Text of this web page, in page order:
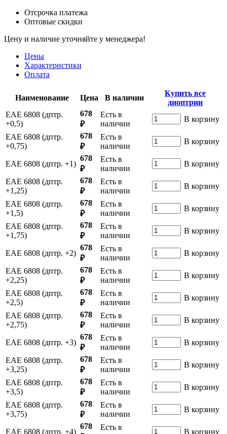
Отсрочка платежа
Оптовые скидки
Цену и наличие уточняйте у менеджера!
Цены
Характеристики
Оплата
Наименование Цена В наличии
Купить все
диоптрии
ЕАЕ 6808 (дптр.
+0,5)
678
₽
Есть в
наличии
В корзину
ЕАЕ 6808 (дптр.
+0,75)
678
₽
Есть в
наличии
В корзину
ЕАЕ 6808 (дптр. +1)
678
₽
Есть в
наличии
В корзину
ЕАЕ 6808 (дптр.
+1,25)
678
₽
Есть в
наличии
В корзину
ЕАЕ 6808 (дптр.
+1,5)
678
₽
Есть в
наличии
В корзину
ЕАЕ 6808 (дптр.
+1,75)
678
₽
Есть в
наличии
В корзину
ЕАЕ 6808 (дптр. +2)
678
₽
Есть в
наличии
В корзину
ЕАЕ 6808 (дптр.
+2,25)
678
₽
Есть в
наличии
В корзину
ЕАЕ 6808 (дптр.
+2,5)
678
₽
Есть в
наличии
В корзину
ЕАЕ 6808 (дптр.
+2,75)
678
₽
Есть в
наличии
В корзину
ЕАЕ 6808 (дптр. +3)
678
₽
Есть в
наличии
В корзину
ЕАЕ 6808 (дптр.
+3,25)
678
₽
Есть в
наличии
В корзину
ЕАЕ 6808 (дптр.
+3,5)
678
₽
Есть в
наличии
В корзину
ЕАЕ 6808 (дптр.
+3,75)
678
₽
Есть в
наличии
В корзину
ЕАЕ 6808 (дптр. +4)
678
Есть в
В корзину